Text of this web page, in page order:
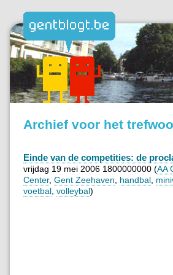
Archief voor het
Einde van de competities: de
vrijdag 19 mei 2006 1800000000 (AA
Center, Gent Zeehaven handbal
voetbal volleybal)